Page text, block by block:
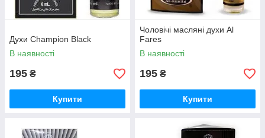
Духи Champion Black
В наявності
195 ₴
Купити
Чоловічі масляні духи Al
Fares
В наявності
195 ₴
Купити